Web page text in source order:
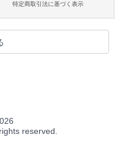
特定商取引法に基づく表示
reserved.